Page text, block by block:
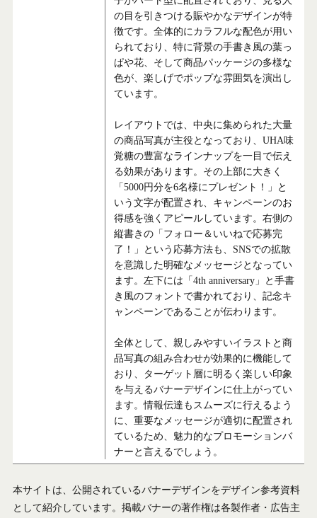
の目を引きつける賑やかなデザインが特
徴です。全体的にカラフルな配色が用い
られており、特に背景の手書き風の葉っ
ぱや花、そして商品パッケージの多様な
色が、楽しげでポップな雰囲気を演出し
ています。
レイアウトでは、中央に集められた大量
の商品写真が主役となっており、UHA味
覚糖の豊富なラインナップを一目で伝え
る効果があります。その上部に大きく
「5000円分を6名様にプレゼント！」と
いう文字が配置され、キャンペーンのお
得感を強くアピールしています。右側の
縦書きの「フォロー＆いいねで応募完
了！」という応募方法も、SNSでの拡散
を意識した明確なメッセージとなってい
ます。左下には「4th anniversary」と手書
き風のフォントで書かれており、記念キ
ャンペーンであることが伝わります。
全体として、親しみやすいイラストと商
品写真の組み合わせが効果的に機能して
おり、ターゲット層に明るく楽しい印象
を与えるバナーデザインに仕上がってい
ます。情報伝達もスムーズに行えるよう
に、重要なメッセージが適切に配置され
ているため、魅力的なプロモーションバ
ナーと言えるでしょう。
本サイトは、公開されているバナーデザインをデザイン参考資料
として紹介しています。掲載バナーの著作権は各製作者・広告主